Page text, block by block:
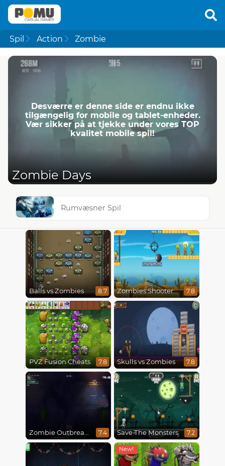
Spil Action Zombie
Desværre er denne side er endnu ikke
tilgængelig for mobile og tablet-enheder.
Vær sikker på at tjekke under vores TOP
kvalitet mobile spil!
Zombie Days
Rumvæsner Spil
Balls vs Zombies 8.7 Zombies Shooter 7.8
PVZ Fusion Cheats 7.8 Skulls vs Zombies 7.8
Zombie Outbreak Arena 7.4 Save The Monsters 7.2